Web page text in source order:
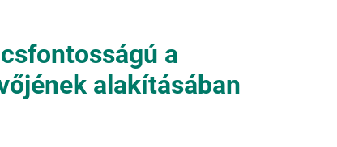
a
alakításában